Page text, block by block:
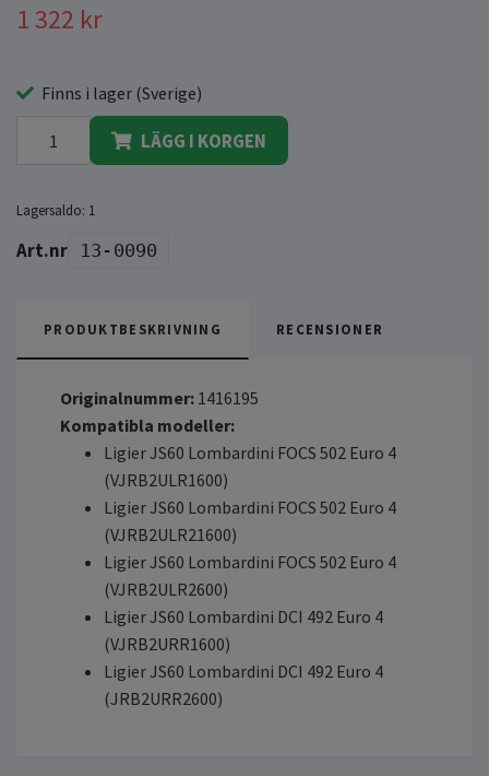
1 322 kr
Finns i lager (Sverige)
LÄGG I KORGEN
Lagersaldo: 1
13-0090
PRODUKTBESKRIVNING RECENSIONER
Originalnummer: 1416195
Kompatibla modeller:
Ligier JS60 Lombardini FOCS 502 Euro 4
(VJRB2ULR1600)
Ligier JS60 Lombardini FOCS 502 Euro 4
(VJRB2ULR21600)
Ligier JS60 Lombardini FOCS 502 Euro 4
(VJRB2ULR2600)
Ligier JS60 Lombardini DCI 492 Euro 4
(VJRB2URR1600)
Ligier JS60 Lombardini DCI 492 Euro 4
(JRB2URR2600)